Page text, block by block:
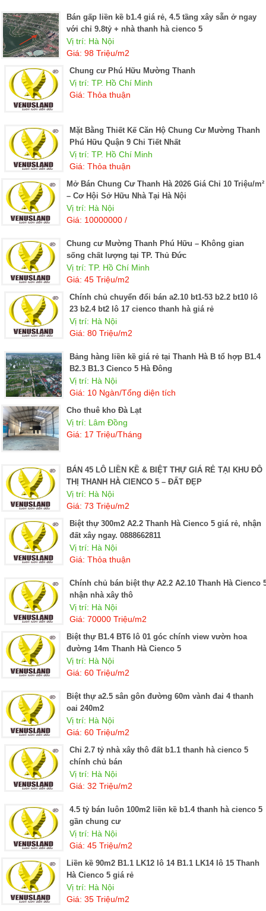
Bán gấp liền kề b1.4 giá rẻ, 4.5 tầng xây sẵn ở ngay
với chỉ 9.8tỷ + nhà thanh hà cienco 5
Vị trí: Hà Nội
Giá: 98 Triệu/m2
Chung cư Phú Hữu Mường Thanh
Vị trí: TP. Hồ Chí Minh
Giá: Thỏa thuận
Mặt Bằng Thiết Kế Căn Hộ Chung Cư Mường Thanh
Phú Hữu Quận 9 Chi Tiết Nhất
Vị trí: TP. Hồ Chí Minh
Giá: Thỏa thuận
Mở Bán Chung Cư Thanh Hà 2026 Giá Chỉ 10 Triệu/m²
– Cơ Hội Sở Hữu Nhà Tại Hà Nội
Vị trí: Hà Nội
Giá: 10000000 /
Chung cư Mường Thanh Phú Hữu – Không gian
sống chất lượng tại TP. Thủ Đức
Vị trí: TP. Hồ Chí Minh
Giá: 45 Triệu/m2
chính chủ chuyển đổi bán a2.10 bt1-53 b2.2 bt10 lô
23 b2.4 bt2 lô 17 cienco thanh hà giá rẻ
Vị trí: Hà Nội
Giá: 80 Triệu/m2
Bảng hàng liền kề giá rẻ tại Thanh Hà B tổ hợp B1.4
B2.3 B1.3 Cienco 5 Hà Đông
Vị trí: Hà Nội
Giá: 10 Ngàn/Tổng diện tích
Cho thuê kho Đà Lạt
Vị trí: Lâm Đồng
Giá: 17 Triệu/Tháng
BÁN 45 LÔ LIỀN KỀ & BIỆT THỰ GIÁ RẺ TẠI KHU ĐÔ
THỊ THANH HÀ CIENCO 5 – ĐẤT ĐẸP
Vị trí: Hà Nội
Giá: 73 Triệu/m2
Biệt thự 300m2 A2.2 Thanh Hà Cienco 5 giá rẻ, nhận
đất xây ngay. 0888662811
Vị trí: Hà Nội
Giá: Thỏa thuận
Chính chủ bán biệt thự A2.2 A2.10 Thanh Hà Cienco 5
nhận nhà xây thô
Vị trí: Hà Nội
Giá: 70000 Triệu/m2
Biệt thự B1.4 BT6 lô 01 góc chính view vườn hoa
đường 14m Thanh Hà Cienco 5
Vị trí: Hà Nội
Giá: 60 Triệu/m2
Biệt thự a2.5 sân gôn đường 60m vành đai 4 thanh
oai 240m2
Vị trí: Hà Nội
Giá: 60 Triệu/m2
Chỉ 2.7 tỷ nhà xây thô đất b1.1 thanh hà cienco 5
chính chủ bán
Vị trí: Hà Nội
Giá: 32 Triệu/m2
4.5 tỷ bán luôn 100m2 liền kề b1.4 thanh hà cienco 5
gần chung cư
Vị trí: Hà Nội
Giá: 45 Triệu/m2
Liền kề 90m2 B1.1 LK12 lô 14 B1.1 LK14 lô 15 Thanh
Hà Cienco 5 giá rẻ
Vị trí: Hà Nội
Giá: 35 Triệu/m2